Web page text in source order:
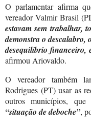
O parlamentar afirma
vereador Valmir Brasil
estavam sem trabalhar,
demonstra o descalabro,
desequilíbrio financeiro,
afirmou Ariovaldo.
O vereador também
Rodrigues (PT) usar as
outros municípios,
“situação de deboche”,